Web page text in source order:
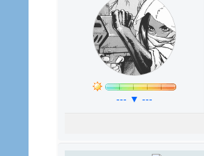
--- ▼ ---